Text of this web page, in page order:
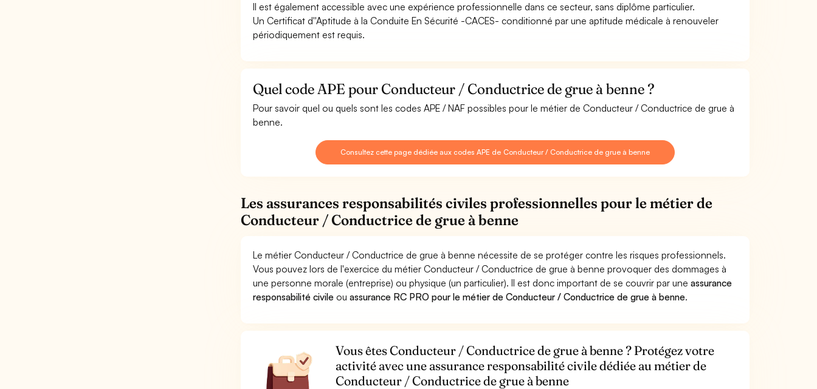
Il est également accessible avec une expérience professionnelle dans ce secteur, sans diplôme particulier.
Un Certificat d''Aptitude à la Conduite En Sécurité -CACES- conditionné par une aptitude médicale à renouveler
périodiquement est requis.
Quel code APE pour Conducteur / Conductrice de grue à benne ?
Pour savoir quel ou quels sont les codes APE / NAF possibles pour le métier de Conducteur / Conductrice de grue à
benne.
Consultez cette page dédiée aux codes APE de Conducteur / Conductrice de grue à benne
Les assurances responsabilités civiles professionnelles pour le métier de
Conducteur / Conductrice de grue à benne
Le métier Conducteur / Conductrice de grue à benne nécessite de se protéger contre les risques professionnels.
Vous pouvez lors de l'exercice du métier Conducteur / Conductrice de grue à benne provoquer des dommages à
une personne morale (entreprise) ou physique (un particulier). Il est donc important de se couvrir par uneassurance
responsabilité civile ouassurance RC PRO pour le métier de Conducteur / Conductrice de grue à benne.
Vous êtes Conducteur / Conductrice de grue à benne ? Protégez votre
activité avec une assurance responsabilité civile dédiée au métier de
Conducteur / Conductrice de grue à benne